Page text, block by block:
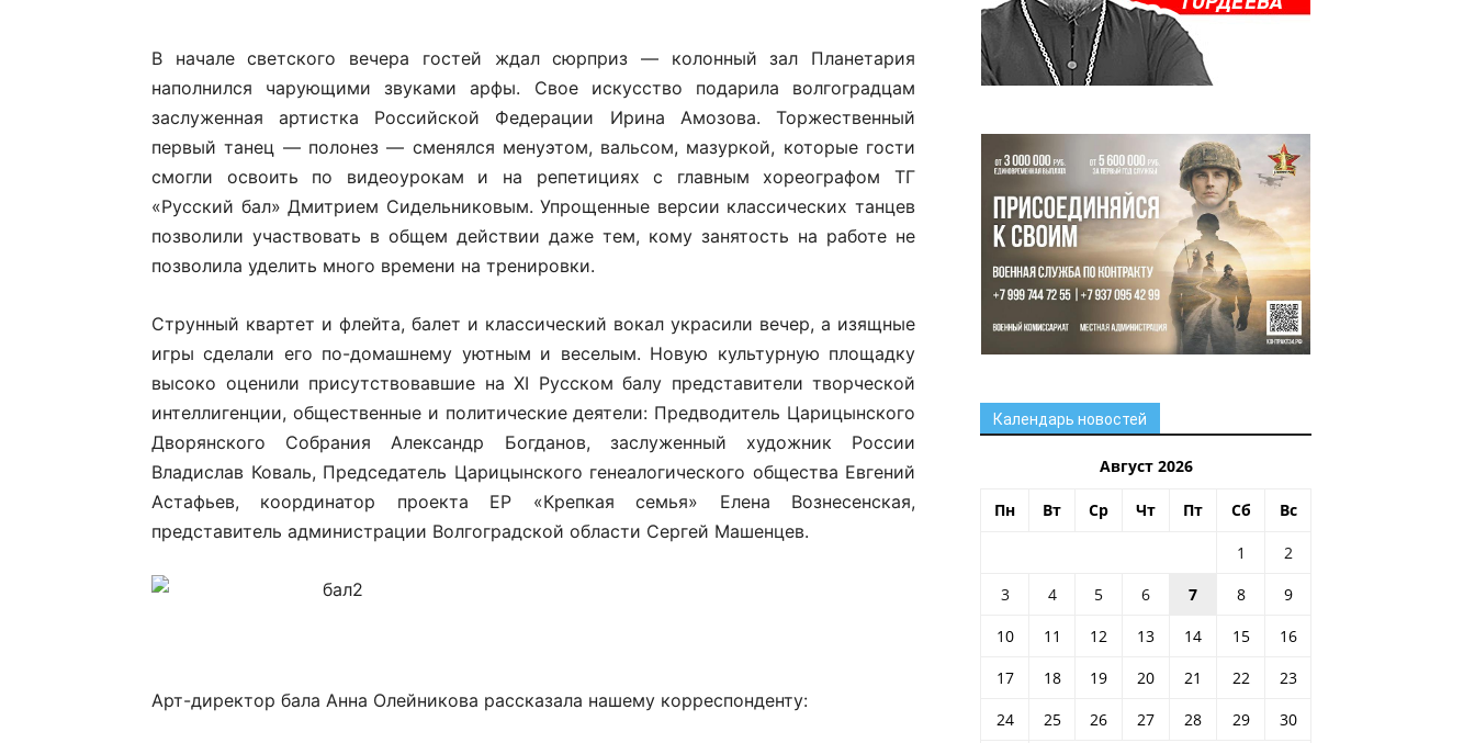
В начале светского вечера гостей ждал сюрприз — колонный зал Планетария
наполнился чарующими звуками арфы. Свое искусство подарила волгоградцам
заслуженная артистка Российской Федерации Ирина Амозова. Торжественный
первый танец — полонез — сменялся менуэтом, вальсом, мазуркой, которые гости
смогли освоить по видеоурокам и на репетициях с главным хореографом ТГ
«Русский бал» Дмитрием Сидельниковым. Упрощенные версии классических танцев
позволили участвовать в общем действии даже тем, кому занятость на работе не
позволила уделить много времени на тренировки.
Струнный квартет и флейта, балет и классический вокал украсили вечер, а изящные
игры сделали его по-домашнему уютным и веселым. Новую культурную площадку
высоко оценили присутствовавшие на XI Русском балу представители творческой
интеллигенции, общественные и политические деятели: Предводитель Царицынского
Дворянского Собрания Александр Богданов, заслуженный художник России
Владислав Коваль, Председатель Царицынского генеалогического общества Евгений
Астафьев, координатор проекта ЕР «Крепкая семья» Елена Вознесенская,
представитель администрации Волгоградской области Сергей Машенцев.
Арт-директор бала Анна Олейникова рассказала нашему корреспонденту:
Календарь новостей
Август 2026
Пн Вт Ср Чт Пт Сб Вс
1
2
3
4 5 6 7 8
9
10
11 12 13 14 15
16
17
18 19 20 21 22
23
24
25 26 27 28 29
30